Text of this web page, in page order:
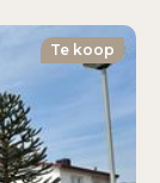
Te koop